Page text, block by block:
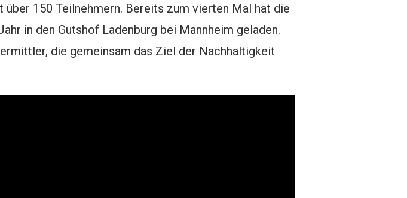
150 Teilnehmern. Bereits zum vierten Mal hat die
in den Gutshof Ladenburg bei Mannheim geladen.
die gemeinsam das Ziel der Nachhaltigkeit